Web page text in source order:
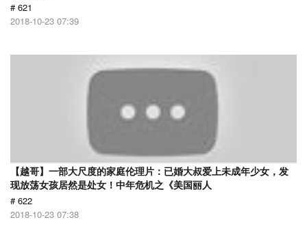
# 621
2018-10-23 07:39
【越哥】一部大尺度的家庭伦理片：已婚大叔爱上未成年少女，发
现放荡女孩居然是处女！中年危机之《美国丽人
# 622
2018-10-23 07:38